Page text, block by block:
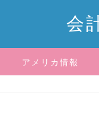
会
アメリカ情報